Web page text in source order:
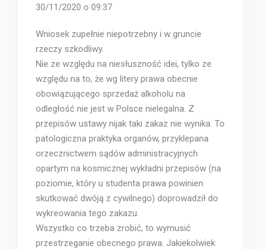
30/11/2020 o 09:37
Wniosek zupełnie niepotrzebny i w gruncie
rzeczy szkodliwy.
Nie ze względu na niesłuszność idei, tylko ze
względu na to, że wg litery prawa obecnie
obowiązującego sprzedaż alkoholu na
odległość nie jest w Polsce nielegalna. Z
przepisów ustawy nijak taki zakaz nie wynika. To
patologiczna praktyka organów, przyklepana
orzecznictwem sądów administracyjnych
opartym na kosmicznej wykładni przepisów (na
poziomie, który u studenta prawa powinien
skutkować dwóją z cywilnego) doprowadził do
wykreowania tego zakazu.
Wszystko co trzeba zrobić, to wymusić
przestrzeganie obecnego prawa. Jakiekolwiek